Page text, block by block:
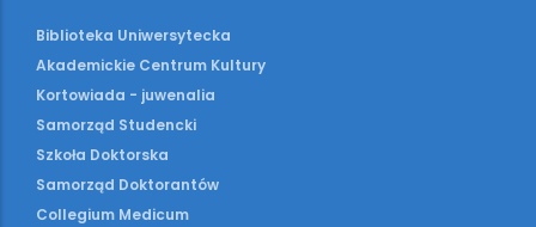
Biblioteka Uniwersytecka
Akademickie Centrum Kultury
Kortowiada - juwenalia
Samorząd Studencki
Szkoła Doktorska
Samorząd Doktorantów
Collegium Medicum